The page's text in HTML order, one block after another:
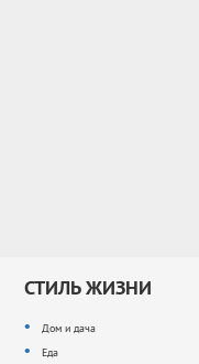
СТИЛЬ ЖИЗНИ
Дом и дача
Еда